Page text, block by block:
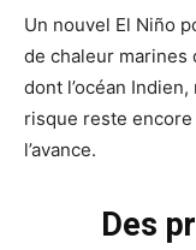
Un nouvel El Niño
de chaleur marines
dont l’océan
risque reste
l’avance.
Des